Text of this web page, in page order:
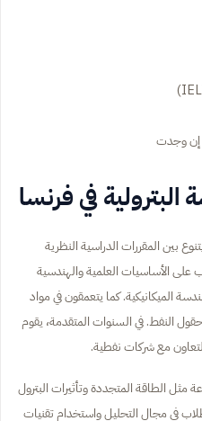
إن وجدت
في فرنسا
بين المقررات الدراسية النظرية
على الأساسيات العلمية والهندسية
الميكانيكية. كما يتعمقون في مواد
النفط. في السنوات المتقدمة، يقوم
مع شركات نفطية.
الطاقة المتجددة وتأثيرات البترول
في مجال التحليل واستخدام تقنيات